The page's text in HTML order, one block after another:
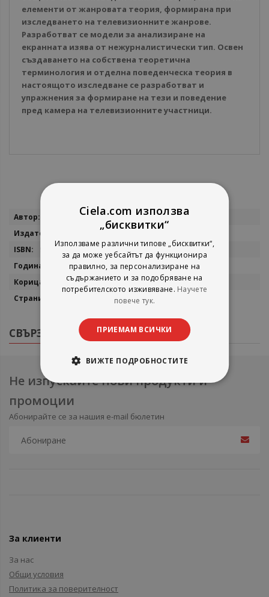
елементи от жанровата теория, формирана при
изследването на телевизионните жанрове.
Разработват се модели за анализиране на
екранната изява от нежурналистически тип. Освен
създаването на собствена теоретична
терминология и отделна поведенческа теория в
настоящото изследване се разработват и
упражнения за формиране на тези и поведение
пред камера на телевизионните участници.
Повече
Поля Иванова
Софи Р
9789540729084
2009
Мека корица
СВЪРЗАНИ ПРОДУКТИ
Не изпускайте нови продукти и
промоции
Абонирайте се за нашия e-mail бюлетин
За клиенти
За нас
Общи условия
Политика за поверителност
Ciela.com използва
„бисквитки“
Използваме различни типове „бисквитки“,
за да може уебсайтът да функционира
правилно, за персонализиране на
съдържанието и за подобряване на
потребителското изживяване. Научете
повече тук.
ПРИЕМАМ ВСИЧКИ
ВИЖТЕ ПОДРОБНОСТИТЕ